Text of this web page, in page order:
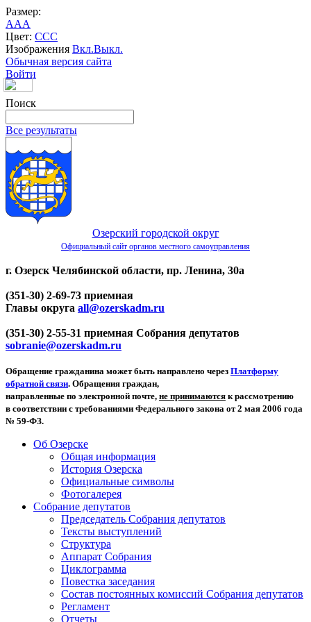
Размер:
AAA
Цвет: CCC
Изображения Вкл.Выкл.
Обычная версия сайта
Войти
Поиск
Все результаты
Озерский городской округ
Официальный сайт органов местного самоуправления
г. Озерск Челябинской области, пр. Ленина, 30а
(351-30) 2-69-73 приемная
Главы округа all@ozerskadm.ru
(351-30) 2-55-31 приемная Собрания депутатов
sobranie@ozerskadm.ru
Обращение гражданина может быть направлено через Платформу
обратной связи. Обращения граждан,
направленные по электронной почте, не принимаются к рассмотрению
в соответствии с требованиями Федерального закона от 2 мая 2006 года
№ 59-ФЗ.
Об Озерске
Общая информация
История Озерска
Официальные символы
Фотогалерея
Собрание депутатов
Председатель Собрания депутатов
Тексты выступлений
Структура
Аппарат Собрания
Циклограмма
Повестка заседания
Состав постоянных комиссий Собрания депутатов
Регламент
Отчеты